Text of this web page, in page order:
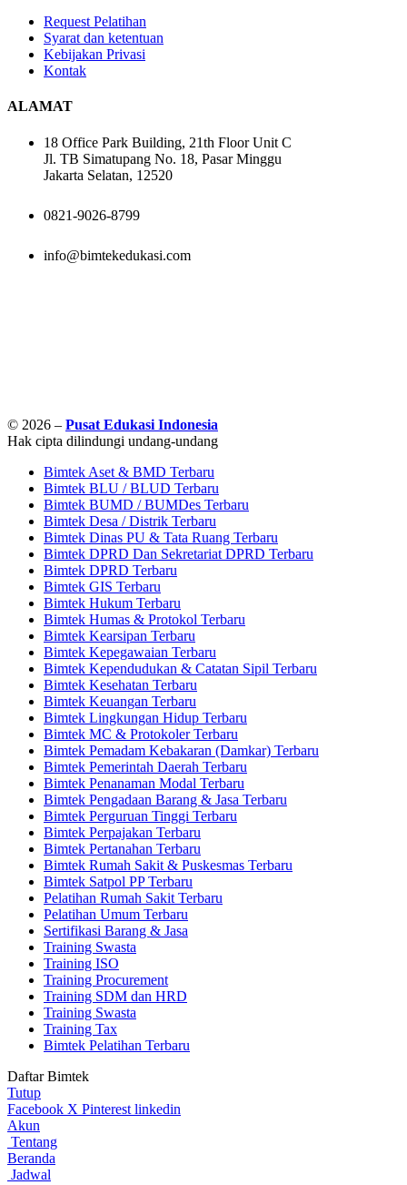
Request Pelatihan
Syarat dan ketentuan
Kebijakan Privasi
Kontak
ALAMAT
18 Office Park Building, 21th Floor Unit C
Jl. TB Simatupang No. 18, Pasar Minggu
Jakarta Selatan, 12520
0821-9026-8799
info@bimtekedukasi.com
© 2026 – Pusat Edukasi Indonesia
Hak cipta dilindungi undang-undang
Bimtek Aset & BMD Terbaru
Bimtek BLU / BLUD Terbaru
Bimtek BUMD / BUMDes Terbaru
Bimtek Desa / Distrik Terbaru
Bimtek Dinas PU & Tata Ruang Terbaru
Bimtek DPRD Dan Sekretariat DPRD Terbaru
Bimtek DPRD Terbaru
Bimtek GIS Terbaru
Bimtek Hukum Terbaru
Bimtek Humas & Protokol Terbaru
Bimtek Kearsipan Terbaru
Bimtek Kepegawaian Terbaru
Bimtek Kependudukan & Catatan Sipil Terbaru
Bimtek Kesehatan Terbaru
Bimtek Keuangan Terbaru
Bimtek Lingkungan Hidup Terbaru
Bimtek MC & Protokoler Terbaru
Bimtek Pemadam Kebakaran (Damkar) Terbaru
Bimtek Pemerintah Daerah Terbaru
Bimtek Penanaman Modal Terbaru
Bimtek Pengadaan Barang & Jasa Terbaru
Bimtek Perguruan Tinggi Terbaru
Bimtek Perpajakan Terbaru
Bimtek Pertanahan Terbaru
Bimtek Rumah Sakit & Puskesmas Terbaru
Bimtek Satpol PP Terbaru
Pelatihan Rumah Sakit Terbaru
Pelatihan Umum Terbaru
Sertifikasi Barang & Jasa
Training Swasta
Training ISO
Training Procurement
Training SDM dan HRD
Training Swasta
Training Tax
Bimtek Pelatihan Terbaru
Daftar Bimtek
Tutup
Facebook X Pinterest linkedin
Akun
Tentang
Beranda
Jadwal